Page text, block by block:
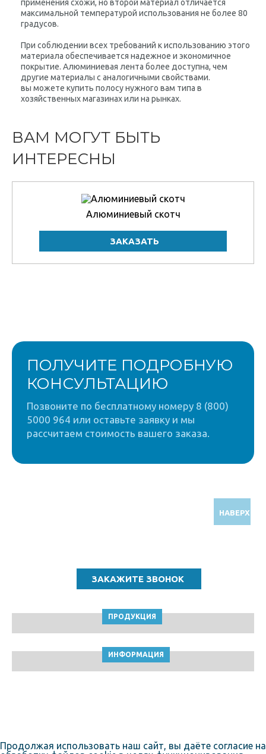
применения схожи, но второй материал отличается
максимальной температурой использования не более 80
градусов.
При соблюдении всех требований к использованию этого
материала обеспечивается надежное и экономичное
покрытие. Алюминиевая лента более доступна, чем
другие материалы с аналогичными свойствами.
вы можете купить полосу нужного вам типа в
хозяйственных магазинах или на рынках.
ВАМ МОГУТ БЫТЬ
ИНТЕРЕСНЫ
Алюминиевый скотч
ПОЛУЧИТЕ ПОДРОБНУЮ
КОНСУЛЬТАЦИЮ
Позвоните по бесплатному номеру 8 (800)
5000 964 или оставьте заявку и мы
рассчитаем стоимость вашего заказа.
НАВЕРХ
ПРОДУКЦИЯ
ИНФОРМАЦИЯ
Продолжая использовать наш сайт, вы даёте согласие на